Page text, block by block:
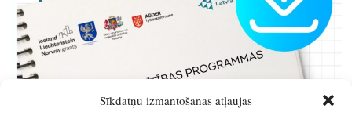
Sīkdatņu izmantošanas atļaujas